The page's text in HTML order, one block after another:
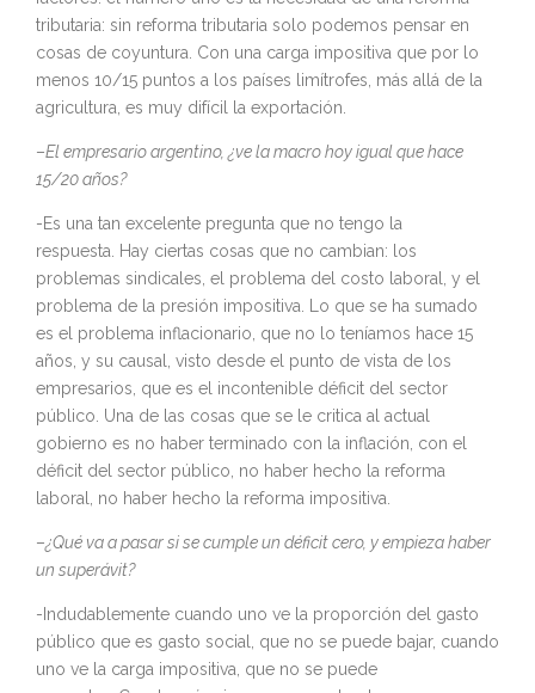
tributaria: sin reforma tributaria solo podemos pensar en
cosas de coyuntura. Con una carga impositiva que por lo
menos 10/15 puntos a los países limítrofes, más allá de la
agricultura, es muy difícil la exportación.
–El empresario argentino, ¿ve la macro hoy igual que hace
15/20 años?
-Es una tan excelente pregunta que no tengo la
respuesta. Hay ciertas cosas que no cambian: los
problemas sindicales, el problema del costo laboral, y el
problema de la presión impositiva. Lo que se ha sumado
es el problema inflacionario, que no lo teníamos hace 15
años, y su causal, visto desde el punto de vista de los
empresarios, que es el incontenible déficit del sector
público. Una de las cosas que se le critica al actual
gobierno es no haber terminado con la inflación, con el
déficit del sector público, no haber hecho la reforma
laboral, no haber hecho la reforma impositiva.
–¿Qué va a pasar si se cumple un déficit cero, y empieza haber
un superávit?
-Indudablemente cuando uno ve la proporción del gasto
público que es gasto social, que no se puede bajar, cuando
uno ve la carga impositiva, que no se puede